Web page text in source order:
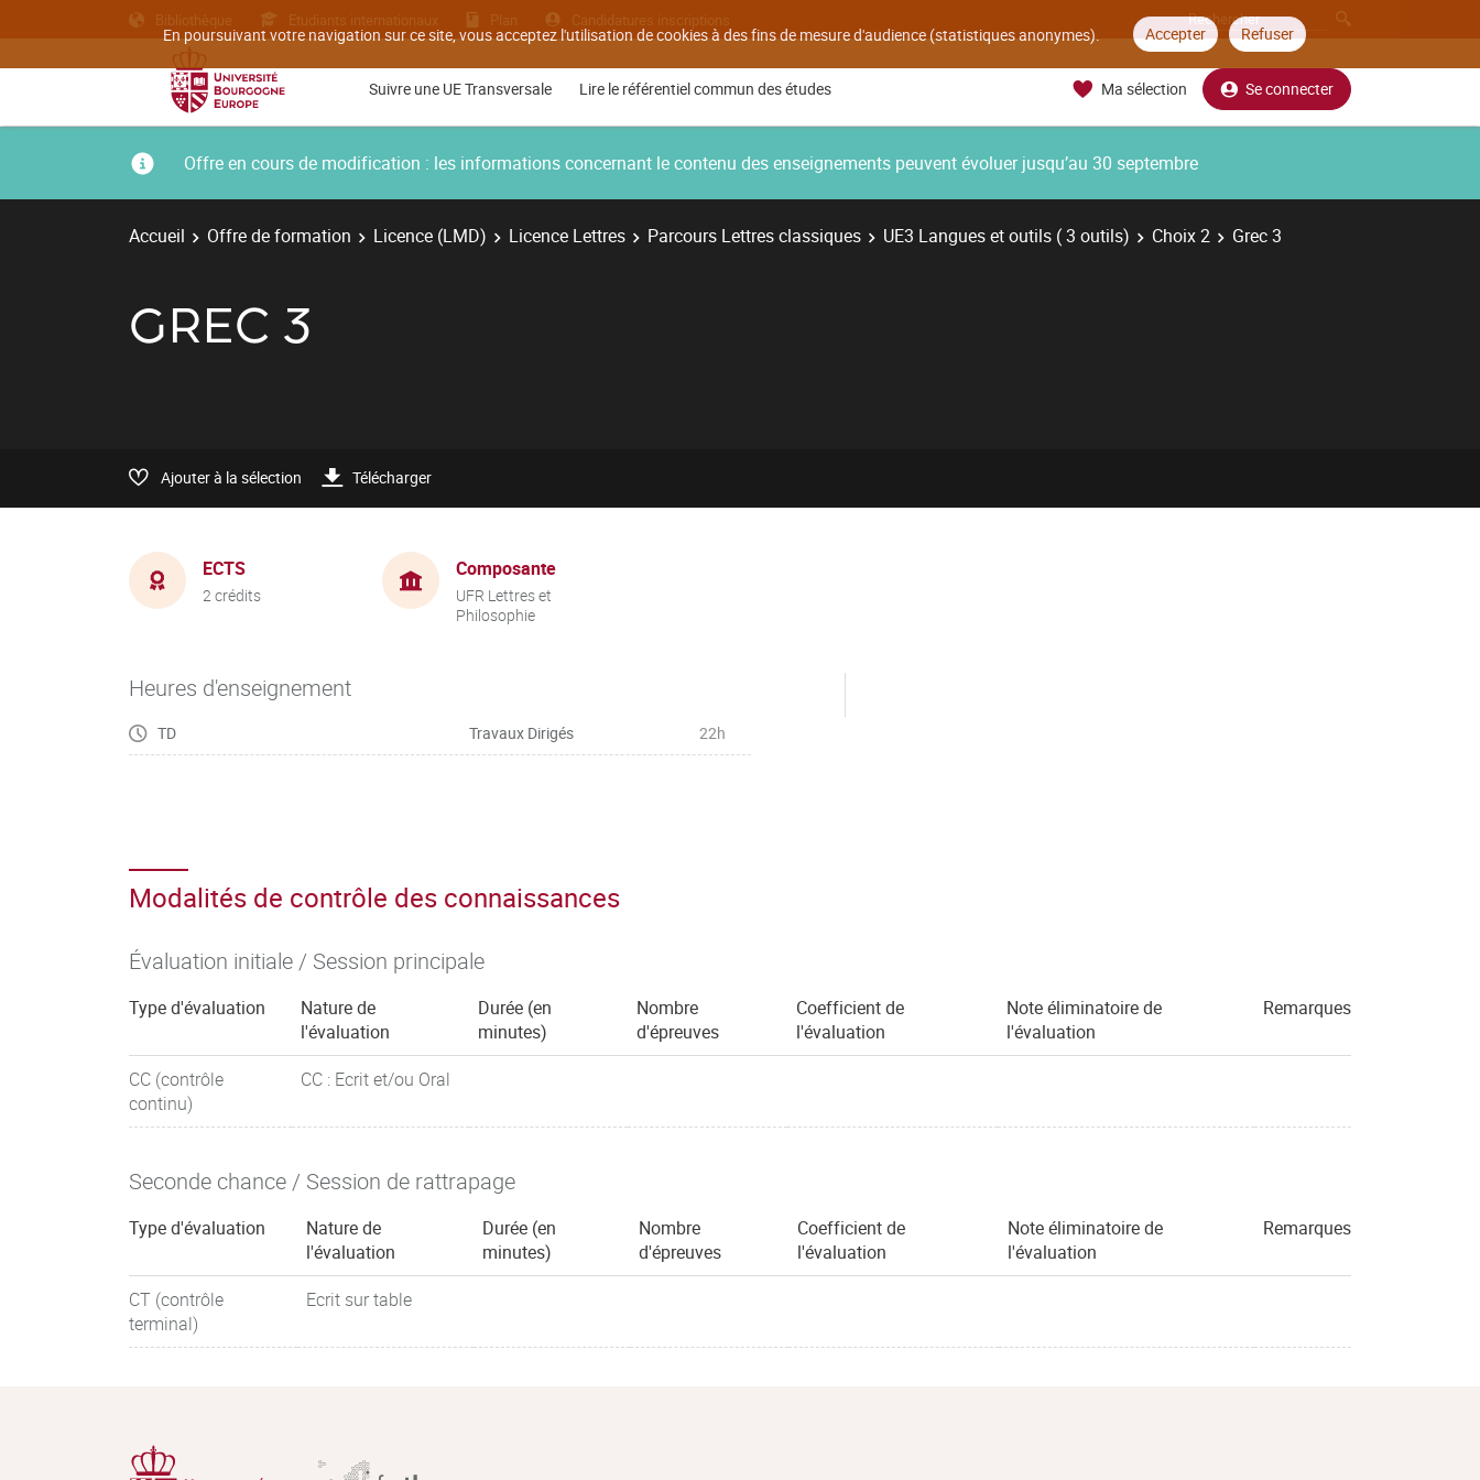
En poursuivant votre navigation sur ce site, vous acceptez l'utilisation de cookies à des fins de mesure d'audience (statistiques anonymes). Accepter Refuser
Bibliothèque Etudiants internationaux Plan Candidatures inscriptions
Suivre une UE Transversale Lire le référentiel commun des études Ma sélection Se connecter
Offre en cours de modification : les informations concernant le contenu des enseignements peuvent évoluer jusqu’au 30 septembre
Accueil Offre de formation Licence (LMD) Licence Lettres Parcours Lettres classiques UE3 Langues et outils ( 3 outils) Choix 2 Grec 3
GREC 3
Ajouter à la sélection Télécharger
ECTS
2 crédits
Composante
UFR Lettres et
Philosophie
Heures d'enseignement
TD Travaux Dirigés 22h
Modalités de contrôle des connaissances
Évaluation initiale / Session principale
Type d'évaluation
Nature de
l'évaluation
Durée (en
minutes)
Nombre
d'épreuves
Coefficient de
l'évaluation
Note éliminatoire de
l'évaluation
Remarques
CC (contrôle
continu)
CC : Ecrit et/ou Oral
Seconde chance / Session de rattrapage
Type d'évaluation
Nature de
l'évaluation
Durée (en
minutes)
Nombre
d'épreuves
Coefficient de
l'évaluation
Note éliminatoire de
l'évaluation
Remarques
CT (contrôle
terminal)
Ecrit sur table